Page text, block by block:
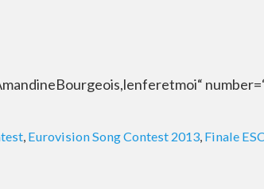
, Eurovision Song Contest 2013, Finale